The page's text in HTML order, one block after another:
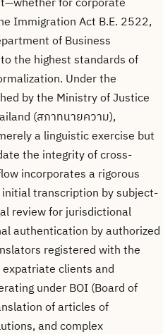
Immigration Act B.E. 2522,
of Business
the highest standards of
Under the
by the Ministry of Justice
(สภาทนายความ),
a linguistic exercise but
the integrity of cross-
incorporates a rigorous
transcription by subject-
review for jurisdictional
authentication by authorized
registered with the
clients and
under BOI (Board of
of articles of
and complex